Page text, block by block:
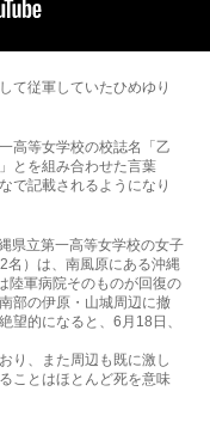
て従軍していたひめゆり
高等女学校の校誌名「乙
とを組み合わせた言葉
で記載されるようになり
県立第一高等女学校の女子
名）は、南風原にある沖縄
陸軍病院そのものが回復の
部の伊原・山城周辺に撤
望的になると、6月18日、
り、また周辺も既に激し
ことはほとんど死を意味